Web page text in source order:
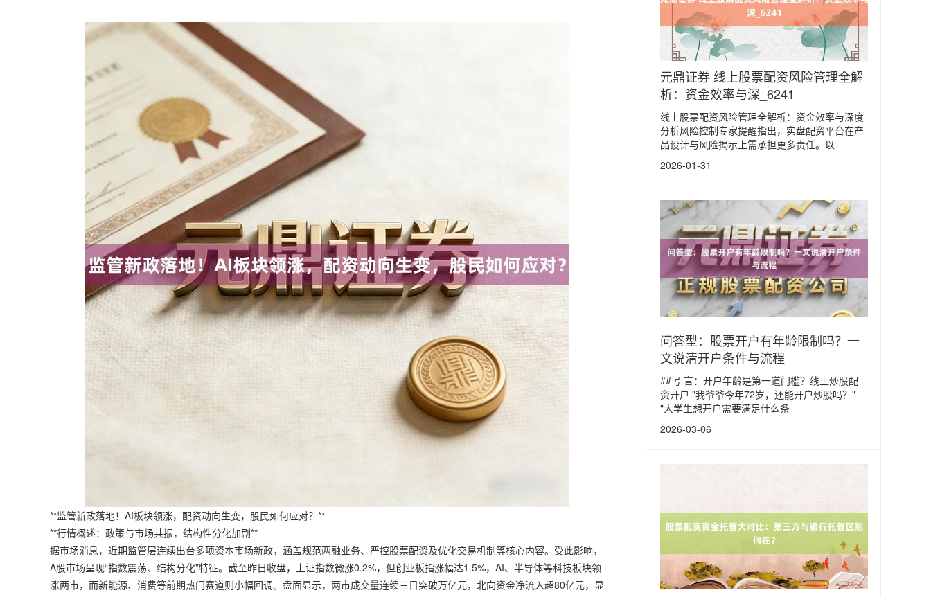
**监管新政落地！AI板块领涨，配资动向生变，股民如何应对？**
**行情概述：政策与市场共振，结构性分化加剧**
据市场消息，近期监管层连续出台多项资本市场新政，涵盖规范两融业务、严控股票配资及优化交易机制等核心内容。受此影响，
A股市场呈现“指数震荡、结构分化”特征。截至昨日收盘，上证指数微涨0.2%，但创业板指涨幅达1.5%，AI、半导体等科技板块领
涨两市，而新能源、消费等前期热门赛道则小幅回调。盘面显示，两市成交量连续三日突破万亿元，北向资金净流入超80亿元，显
元鼎证券 线上股票配资风险管理全解
析：资金效率与深_6241
线上股票配资风险管理全解析：资金效率与深度
分析风险控制专家提醒指出，实盘配资平台在产
品设计与风险揭示上需承担更多责任。以
2026-01-31
问答型：股票开户有年龄限制吗？一
文说清开户条件与流程
## 引言：开户年龄是第一道门槛？线上炒股配
资开户 "我爷爷今年72岁，还能开户炒股吗？"
"大学生想开户需要满足什么条
2026-03-06